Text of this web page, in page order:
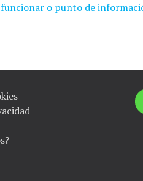
funcionar o punto de